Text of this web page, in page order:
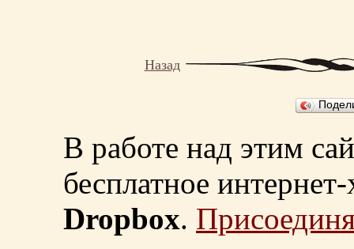
Назад
В работе над этим
бесплатное
Dropbox.